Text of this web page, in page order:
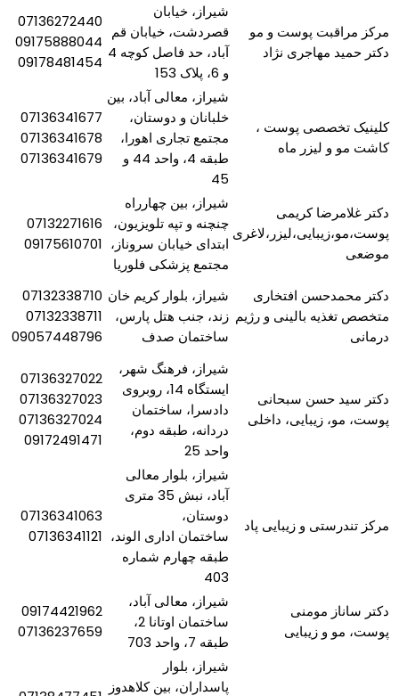
مرکز مراقبت پوست و مو
دکتر حمید مهاجری نژاد
شیراز، خیابان
قصردشت، خیابان قم
آباد، حد فاصل کوچه 4
و 6، پلاک 153
07136272440
09175888044
09178481454
کلینیک تخصصی پوست ،
کاشت مو و لیزر ماه
شیراز، معالی آباد، بین
خلبانان و دوستان،
مجتمع تجاری اهورا،
طبقه 4، واحد 44 و
45
07136341677
07136341678
07136341679
دکتر غلامرضا کریمی
پوست،مو،زیبایی،لیزر،لاغری
موضعی
شیراز، بین چهارراه
چنچنه و تپه تلویزیون،
ابتدای خیابان سروناز،
مجتمع پزشکی فلوریا
07132271616
09175610701
دکتر محمدحسن افتخاری
متخصص تغذیه بالینی و رژیم
درمانی
شیراز، بلوار کریم خان
زند، جنب هتل پارس،
ساختمان صدف
07132338710
07132338711
09057448796
دکتر سید حسن سبحانی
پوست، مو، زیبایی، داخلی
شیراز، فرهنگ شهر،
ایستگاه 14، روبروی
دادسرا، ساختمان
دردانه، طبقه دوم،
واحد 25
07136327022
07136327023
07136327024
09172491471
مرکز تندرستی و زیبایی پاد
شیراز، بلوار معالی
آباد، نبش 35 متری
دوستان،
ساختمان اداری الوند،
طبقه چهارم شماره
403
07136341063
07136341121
دکتر ساناز مومنی
پوست، مو و زیبایی
شیراز، معالی آباد،
ساختمان اوتانا 2،
طبقه 7، واحد 703
09174421962
07136237659
شیراز، بلوار
پاسداران، بین کلاهدوز